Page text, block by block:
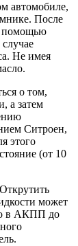
автомобиле,
После
помощью
Не имея
о том,
а затем
Ситроен,
этого
(от 10
может
в АКПП до